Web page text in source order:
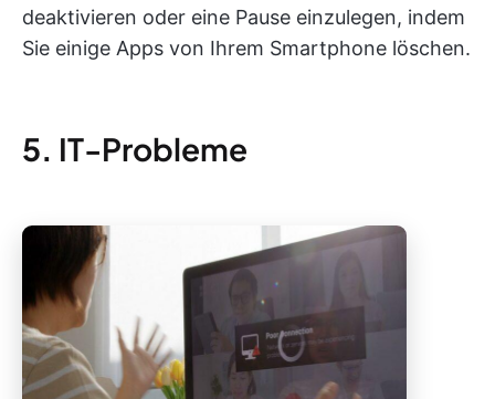
deaktivieren oder eine Pause einzulegen, indem
Sie einige Apps von Ihrem Smartphone löschen.
5. IT-Probleme